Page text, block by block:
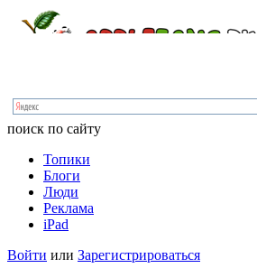
поиск по сайту
Топики
Блоги
Люди
Реклама
iPad
Войти или Зарегистрироваться